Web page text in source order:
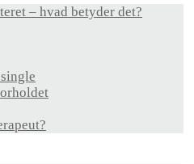
– hvad betyder det?